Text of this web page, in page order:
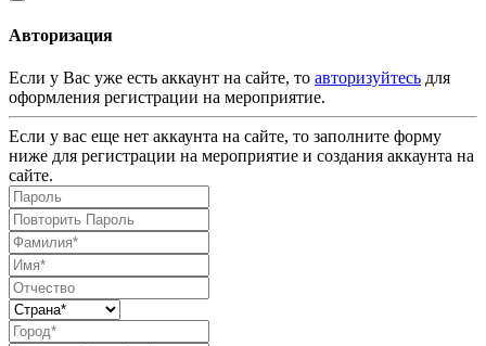
Авторизация
Если у Вас уже есть аккаунт на сайте, то авторизуйтесь для
оформления регистрации на мероприятие.
Если у вас еще нет аккаунта на сайте, то заполните форму
ниже для регистрации на мероприятие и создания аккаунта на
сайте.